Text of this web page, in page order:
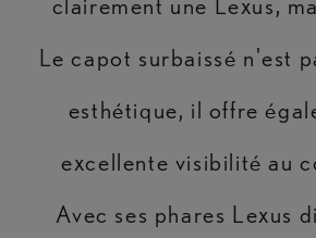
Le capot surbaissé n'est
esthétique, il offre
excellente visibilité au
Avec ses phares Lexus